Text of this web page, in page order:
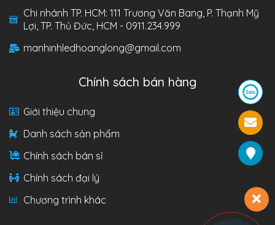
Chi nhánh TP. HCM: 111 Trương Văn Bang, P. Thạnh Mỹ
Lợi, TP. Thủ Đức, HCM - 0911.234.999
manhinhledhoanglong@gmail.com
Chính sách bán hàng
Giới thiệu chung
Danh sách sản phẩm
Chính sách bán sỉ
Chính sách đại lý
Chương trình khác